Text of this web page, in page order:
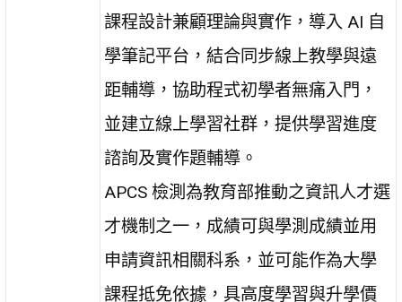
課程設計兼顧理論與實作，導入 AI 自
學筆記平台，結合同步線上教學與遠
距輔導，協助程式初學者無痛入門，
並建立線上學習社群，提供學習進度
諮詢及實作題輔導。
APCS 檢測為教育部推動之資訊人才選
才機制之一，成績可與學測成績並用
申請資訊相關科系，並可能作為大學
課程抵免依據，具高度學習與升學價